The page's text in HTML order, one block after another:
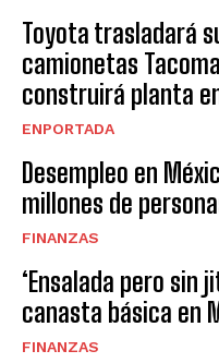
Toyota trasladará
camionetas
construirá planta
ENPORTADA
Desempleo en
millones de
FINANZAS
‘Ensalada pero sin
canasta básica en
FINANZAS